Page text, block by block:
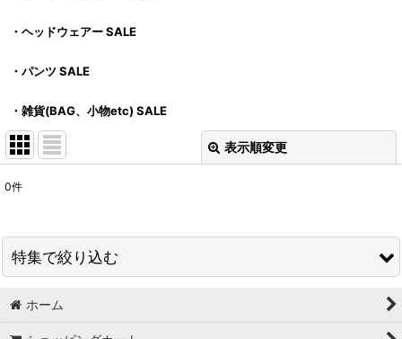
・ヘッドウェアー SALE
・パンツ SALE
・雑貨(BAG、小物etc) SALE
表示順変更
並び順 :
0件
特集で絞り込む
タンクトップ
ホーム